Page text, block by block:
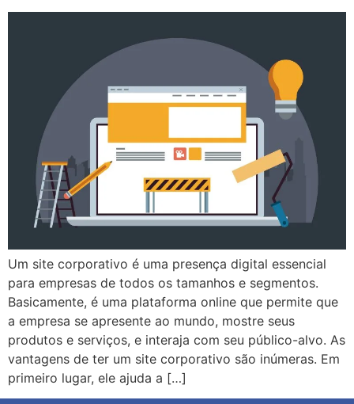
Um site corporativo é uma presença digital essencial
para empresas de todos os tamanhos e segmentos.
Basicamente, é uma plataforma online que permite que
a empresa se apresente ao mundo, mostre seus
produtos e serviços, e interaja com seu público-alvo. As
vantagens de ter um site corporativo são inúmeras. Em
primeiro lugar, ele ajuda a […]